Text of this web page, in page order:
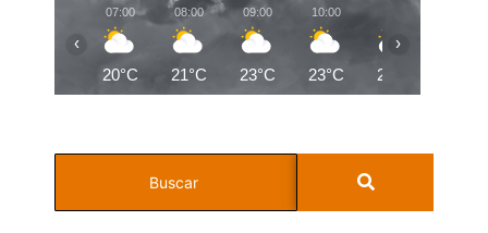
07:00
20°C
08:00
21°C
09:00
23°C
10:00
23°C 25°C
‹ ›